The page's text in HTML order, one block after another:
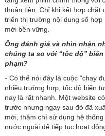
thuận tiện. Chỉ khi kết hợp chặt
triển thị trường nội dung số hợp
mới bền vững.
Ông đánh giá và nhìn nhận
chúng ta so với “tốc độ”
phạm?
- Có thể nói đây là cuộc “chạy
nhiều trường hợp, tốc độ biến
nay là rất nhanh. Một website
trước nhưng ngay sau đó đã
mới, thậm chí sử dụng hệ
nước ngoài để tiếp tục hoạt